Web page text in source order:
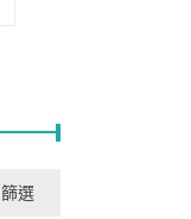
篩選